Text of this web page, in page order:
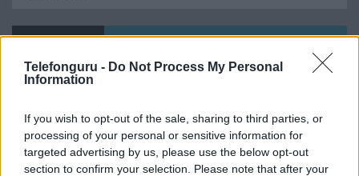
Telefonguru - Do Not Process My Personal
Information
If you wish to opt-out of the sale, sharing to third parties, or
processing of your personal or sensitive information for
targeted advertising by us, please use the below opt-out
section to confirm your selection. Please note that after your
Mennyibe kerül
Keressen a telefonboltok ajánlatai között!